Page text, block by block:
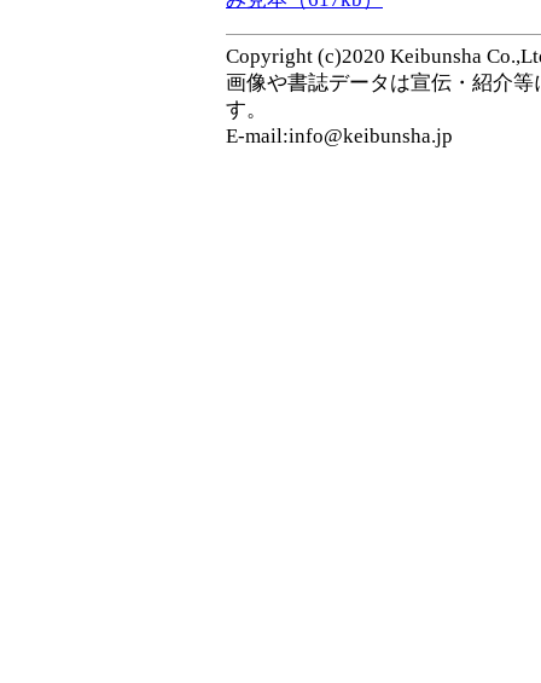
Copyright (c)2020 Keibunsha
画像や書誌データは宣伝・紹介
す。
E-mail:info@keibunsha.jp